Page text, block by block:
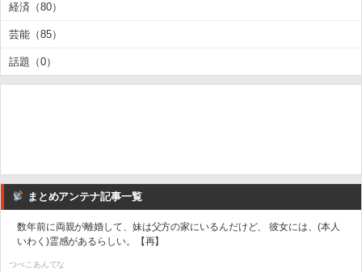
経済（80）
芸能（85）
話題（0）
まとめアンテナ記事一覧
数年前に両親が離婚して、妹は父方の家にいるんだけど、 彼女には、(本人
いわく)霊感があるらしい。【再】
つべこあんてな